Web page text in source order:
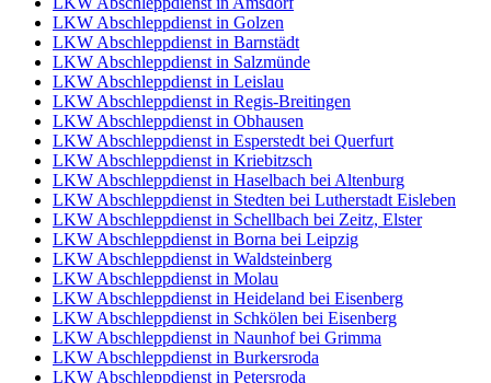
LKW Abschleppdienst in Golzen
LKW Abschleppdienst in Barnstädt
LKW Abschleppdienst in Salzmünde
LKW Abschleppdienst in Leislau
LKW Abschleppdienst in Regis-Breitingen
LKW Abschleppdienst in Obhausen
LKW Abschleppdienst in Esperstedt bei Querfurt
LKW Abschleppdienst in Kriebitzsch
LKW Abschleppdienst in Haselbach bei Altenburg
LKW Abschleppdienst in Stedten bei Lutherstadt Eisleben
LKW Abschleppdienst in Schellbach bei Zeitz, Elster
LKW Abschleppdienst in Borna bei Leipzig
LKW Abschleppdienst in Waldsteinberg
LKW Abschleppdienst in Molau
LKW Abschleppdienst in Heideland bei Eisenberg
LKW Abschleppdienst in Schkölen bei Eisenberg
LKW Abschleppdienst in Naunhof bei Grimma
LKW Abschleppdienst in Burkersroda
LKW Abschleppdienst in Petersroda